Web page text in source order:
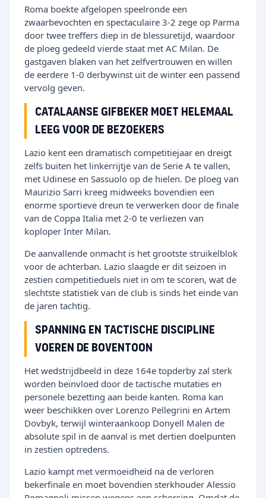
Roma boekte afgelopen speelronde een
zwaarbevochten en spectaculaire 3-2 zege op Parma
door twee treffers diep in de blessuretijd, waardoor
de ploeg gedeeld vierde staat met AC Milan. De
gastgaven blaken van het zelfvertrouwen en willen
de eerdere 1-0 derbywinst uit de winter een passend
vervolg geven.
Catalaanse gifbeker moet helemaal
leeg voor de bezoekers
Lazio kent een dramatisch competitiejaar en dreigt
zelfs buiten het linkerrijtje van de Serie A te vallen,
met Udinese en Sassuolo op de hielen. De ploeg van
Maurizio Sarri kreeg midweeks bovendien een
enorme sportieve dreun te verwerken door de finale
van de Coppa Italia met 2-0 te verliezen van
koploper Inter Milan.
De aanvallende onmacht is het grootste struikelblok
voor de achterban. Lazio slaagde er dit seizoen in
zestien competitieduels niet in om te scoren, wat de
slechtste statistiek van de club is sinds het einde van
de jaren tachtig.
Spanning en tactische discipline
voeren de boventoon
Het wedstrijdbeeld in deze 164e topderby zal sterk
worden beïnvloed door de tactische mutaties en
personele bezetting aan beide kanten. Roma kan
weer beschikken over Lorenzo Pellegrini en Artem
Dovbyk, terwijl winteraankoop Donyell Malen de
absolute spil in de aanval is met dertien doelpunten
in zestien optredens.
Lazio kampt met vermoeidheid na de verloren
bekerfinale en moet bovendien sterkhouder Alessio